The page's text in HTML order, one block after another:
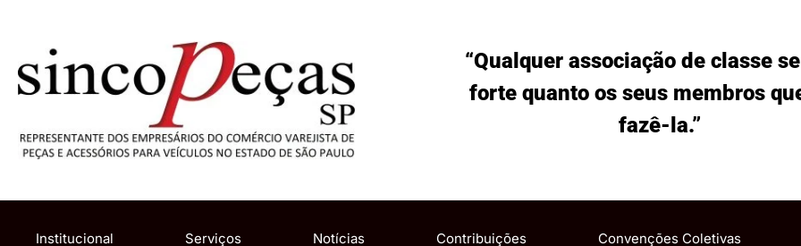
“Qualquer associação de classe
forte quanto os seus membros
fazê-la.”
Institucional Serviços Notícias Contribuições Convenções Coletivas